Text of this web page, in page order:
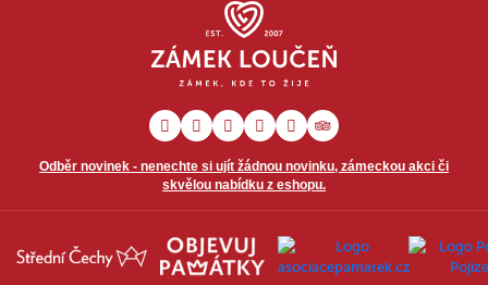
Odběr novinek - nenechte si ujít žádnou novinku, zámeckou akci či
skvělou nabídku z eshopu.